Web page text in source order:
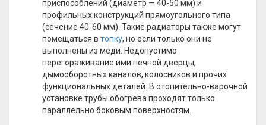
приспособлений (диаметр — 40-50 мм) и
профильных конструкций прямоугольного типа
(сечение 40-60 мм). Такие радиаторы также могут
помещаться в топку, но если только они не
выполнены из меди. Недопустимо
перегораживание ими печной дверцы,
дымооборотных каналов, колосников и прочих
функциональных деталей. В отопительно-варочной
установке трубы обогрева проходят только
параллельно боковым поверхностям.